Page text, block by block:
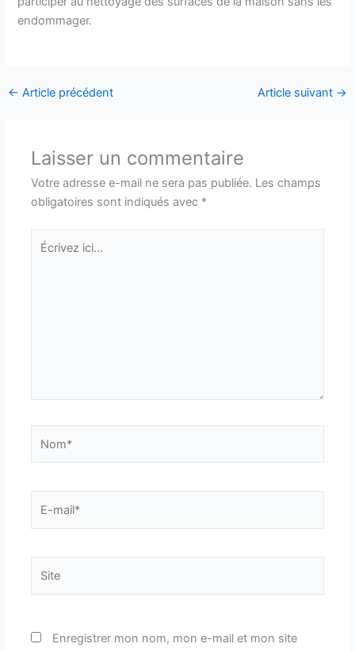
endommager.
← Article précédent Article suivant →
Laisser un commentaire
Votre adresse e-mail ne sera pas publiée. Les champs
obligatoires sont indiqués avec *
Écrivez
ici…
mail*
Enregistrer mon nom, mon e-mail et mon site